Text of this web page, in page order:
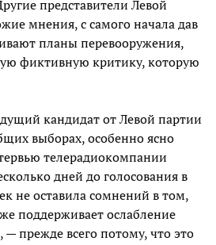
представители Левой
мнения, с самого начала дав
планы перевооружения,
фиктивную критику, которую
кандидат от Левой партии
выборах, особенно ясно
телерадиокомпании
дней до голосования в
не оставила сомнений в том,
поддерживает ослабление
— прежде всего потому, что это